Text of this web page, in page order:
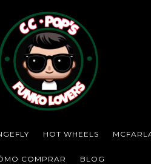
HOT WHEELS
COMPRAR BLOG